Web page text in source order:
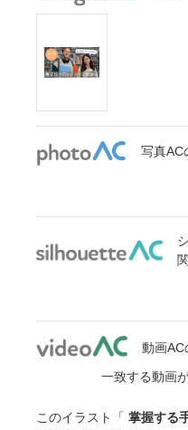
写真AC
動画AC
一致する動画
このイラスト「 掌握する